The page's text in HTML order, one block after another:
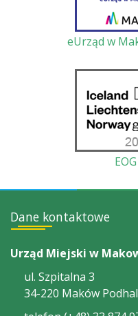
eUrząd w
Dane kontaktowe
Urząd Miejski w
ul. Szpitalna 3
34-220 Maków